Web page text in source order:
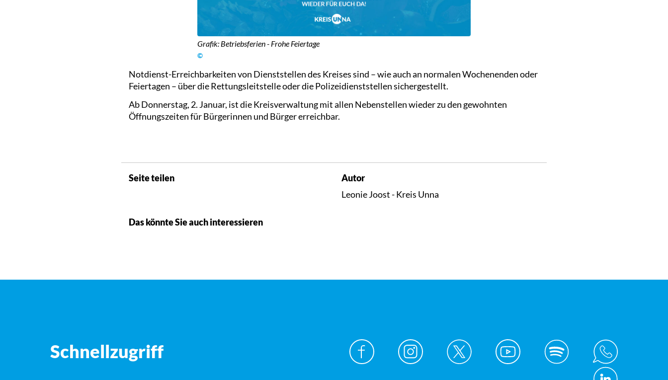
Grafik: Betriebsferien - Frohe Feiertage
©
Notdienst-Erreichbarkeiten von Dienststellen des Kreises sind – wie auch an normalen Wochenenden oder
Feiertagen – über die Rettungsleitstelle oder die Polizeidienststellen sichergestellt.
Ab Donnerstag, 2. Januar, ist die Kreisverwaltung mit allen Nebenstellen wieder zu den gewohnten
Öffnungszeiten für Bürgerinnen und Bürger erreichbar.
Seite teilen
Autor
Leonie Joost - Kreis Unna
Das könnte Sie auch interessieren
Schnellzugriff